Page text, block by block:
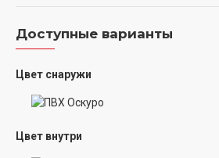
Доступные варианты
Цвет снаружи
Цвет внутри